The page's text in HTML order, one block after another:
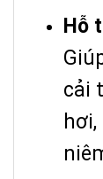
Hỗ
cải